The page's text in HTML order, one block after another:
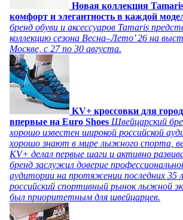
Новая коллекция
комфорт и элегантность в каждой
бренд обуви и аксессуаров Tamaris
коллекцию сезона Весна–Лето’ 26 на
Москве, с 27 по 30 августа.
KV+ кроссовки для
впервые на Euro Shoes Швейцарский
хорошо известен широкой российской
хорошо знают в мире лыжного спорта,
KV+ делал первые шаги и активно
бренд заслужил доверие
аудитории на протяжении последних
российский спортивный рынок лыжной
был приоритетным для швейцарцев.